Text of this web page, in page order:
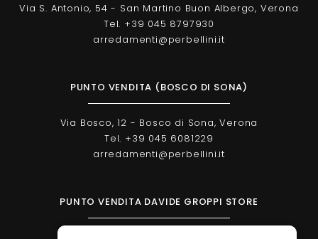
Via S. Antonio, 54 - San Martino Buon Albergo, Verona
Tel. +39 045 8797930
arredamenti@perbellini.it
PUNTO VENDITA (BOSCO DI SONA)
Via Bosco, 12 - Bosco di Sona, Verona
Tel. +39 045 6081229
arredamenti@perbellini.it
PUNTO VENDITA DAVIDE GROPPI STORE